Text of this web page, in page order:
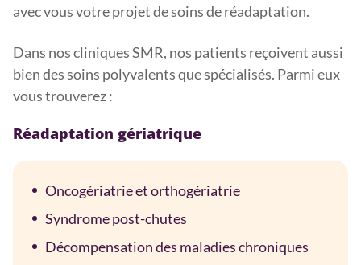
avec vous votre projet de soins de réadaptation.
Dans nos cliniques SMR, nos patients reçoivent aussi
bien des soins polyvalents que spécialisés. Parmi eux
vous trouverez :
Réadaptation gériatrique
Oncogériatrie et orthogériatrie
Syndrome post-chutes
Décompensation des maladies chroniques